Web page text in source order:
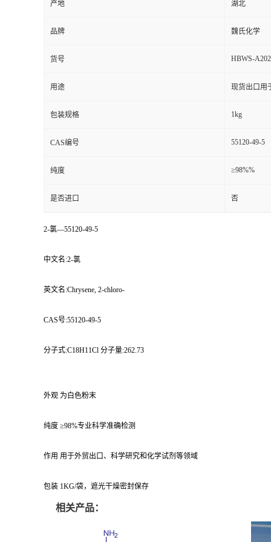
产地 湖北
品牌 魏氏化学
货号 HBWS-
用途 现货出口用
包装规格 1kg
CAS编号 55120-49-5
纯度 ≥98%%
是否进口 否
2-氯—55120-49-5
中文名:2-氯
英文名:Chrysene, 2-chloro-
CAS号:55120-49-5
分子式:C18H11Cl 分子量:262.73
外观 为白色粉末
纯度 ≥98%专业科学准确检测
作用 用于外贸出口、科学研究和化学试剂等领域
包装 1KG/袋，遮光干燥密封保存
相关产品：